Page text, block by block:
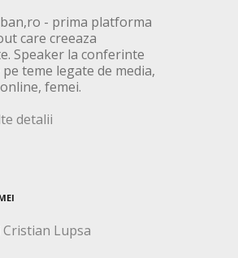
- prima platforma
care creeaza
Speaker la conferinte
teme legate de media,
femei.
detalii
Lupsa